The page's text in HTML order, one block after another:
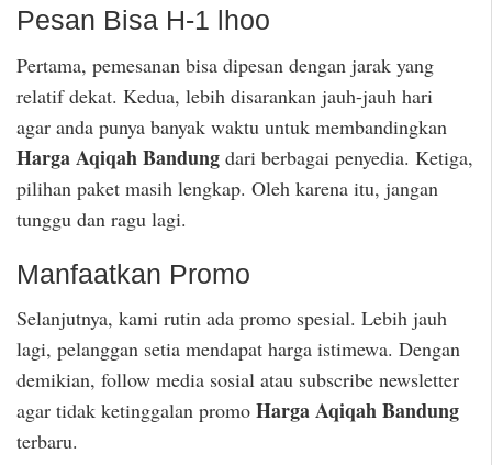
Pesan Bisa H-1 lhoo
Pertama, pemesanan bisa dipesan dengan jarak yang
relatif dekat. Kedua, lebih disarankan jauh-jauh hari
agar anda punya banyak waktu untuk membandingkan
Harga Aqiqah Bandung dari berbagai penyedia. Ketiga,
pilihan paket masih lengkap. Oleh karena itu, jangan
tunggu dan ragu lagi.
Manfaatkan Promo
Selanjutnya, kami rutin ada promo spesial. Lebih jauh
lagi, pelanggan setia mendapat harga istimewa. Dengan
demikian, follow media sosial atau subscribe newsletter
agar tidak ketinggalan promo Harga Aqiqah Bandung
terbaru.